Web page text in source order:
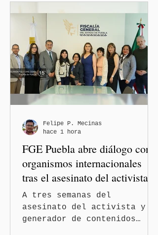
FGE Puebla abre diálogo con
organismos internacionales
tras el asesinato del activista y
comunicador Josué Martínez
A tres semanas del
asesinato del activista y
generador de contenidos
Felipe P. Mecinas
hace 1 hora